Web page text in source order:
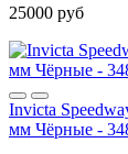
25000 руб
Invicta
мм Чёрные -